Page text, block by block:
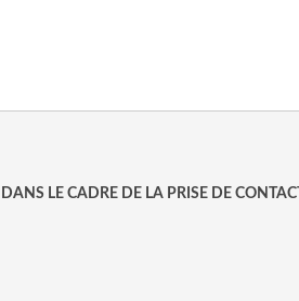
LE CADRE DE LA PRISE DE CONTACT